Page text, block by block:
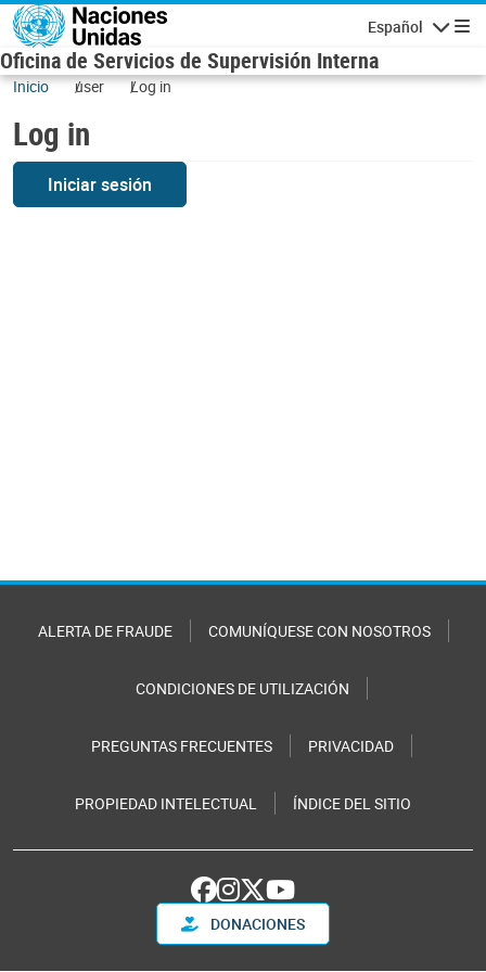
Skip to main content
Español
Oficina de Servicios de Supervisión Interna
Inicio user Log in
Log in
Iniciar sesión
ALERTA DE FRAUDE COMUNÍQUESE CON NOSOTROS
CONDICIONES DE UTILIZACIÓN
PREGUNTAS FRECUENTES PRIVACIDAD
PROPIEDAD INTELECTUAL ÍNDICE DEL SITIO
DONACIONES